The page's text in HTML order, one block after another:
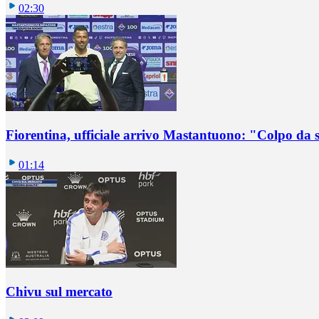
02:30
Fiorentina, ufficiale arrivo Mastantuono: "Colpo da
01:14
Chivu sul mercato